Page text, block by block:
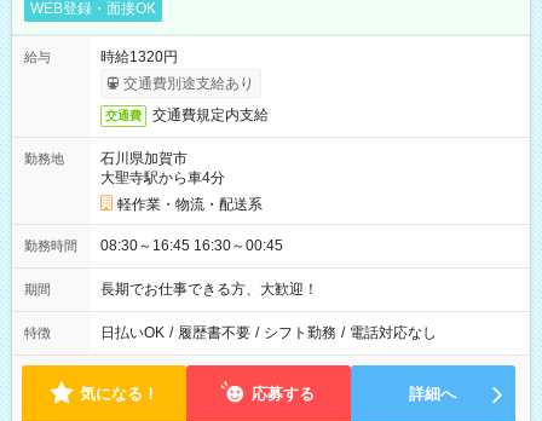
WEB登録・面接OK
給与
時給1320円
交通費別途支給あり
交通費 交通費規定内支給
勤務地
石川県加賀市
大聖寺駅から車4分
軽作業・物流・配送系
勤務時間 08:30～16:45 16:30～00:45
期間 長期でお仕事できる方、大歓迎！
特徴 日払いOK / 履歴書不要 / シフト勤務 / 電話対応なし
気になる！ 応募する 詳細へ